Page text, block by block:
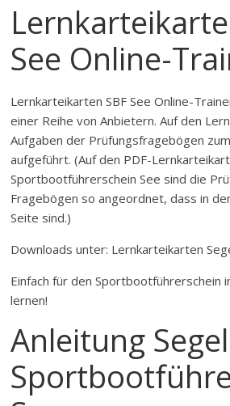
See Online-
Lernkarteikarten SBF See Online-
einer Reihe von Anbietern. Auf den
Aufgaben der Prüfungsfragebögen
aufgeführt. (Auf den PDF-
Sportbootführerschein See sind die
Fragebögen so angeordnet, dass in
Seite sind.)
Downloads unter: Lernkarteikarten
Einfach für den Sportbootführerschein
lernen!
Anleitung